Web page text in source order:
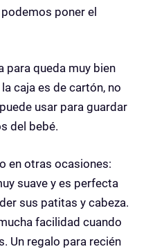
poner el
para queda muy bien
caja es de cartón, no
usar para guardar
del bebé.
en otras ocasiones:
suave y es perfecta
sus patitas y cabeza.
facilidad cuando
Un regalo para recién